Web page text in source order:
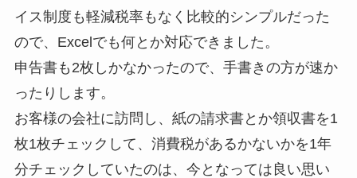
イス制度も軽減税率もなく比較的シンプルだった
ので、Excelでも何とか対応できました。
申告書も2枚しかなかったので、手書きの方が速か
ったりします。
お客様の会社に訪問し、紙の請求書とか領収書を1
枚1枚チェックして、消費税があるかないかを1年
分チェックしていたのは、今となっては良い思い